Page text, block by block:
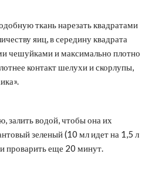
ткань нарезать квадратами
яиц, в середину квадрата
чешуйками и максимально плотно
контакт шелухи и скорлупы,
залить водой, чтобы она их
зеленый (10 мл идет на 1,5 л
проварить еще 20 минут.